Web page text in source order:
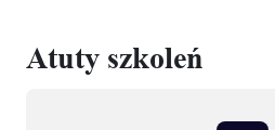
Atuty szkoleń